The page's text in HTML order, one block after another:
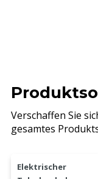
Verschaffen Sie
gesamtes
Elektrischer